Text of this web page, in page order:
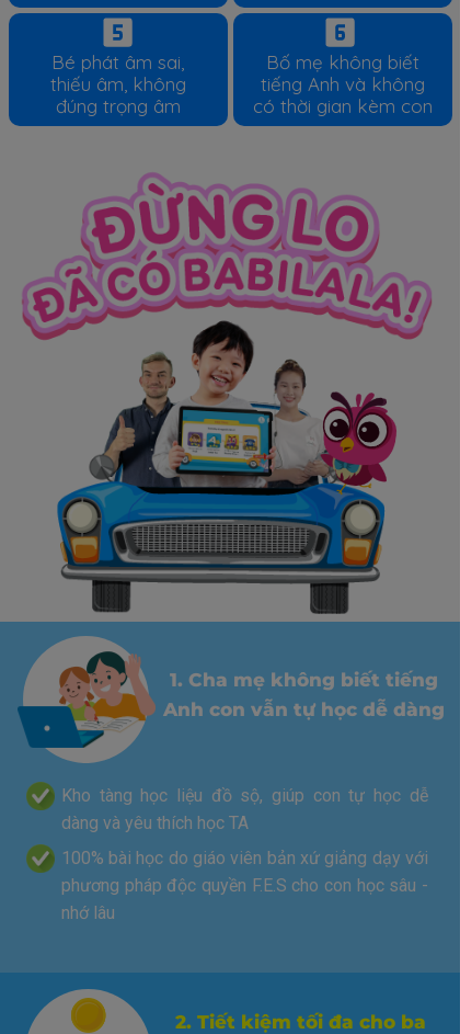
Bé phát âm sai,
thiếu âm, không
đúng trọng âm
Bố mẹ không biết
tiếng Anh và không
có thời gian kèm con
2. Tiết kiệm tối đa cho ba
1. Cha mẹ không biết tiếng
Anh con vẫn tự học dễ dàng
Kho tàng học liệu đồ sộ, giúp con tự học dễ
dàng và yêu thích học TA
100% bài học do giáo viên bản xứ giảng dạy với
phương pháp độc quyền F.E.S cho con học sâu -
nhớ lâu